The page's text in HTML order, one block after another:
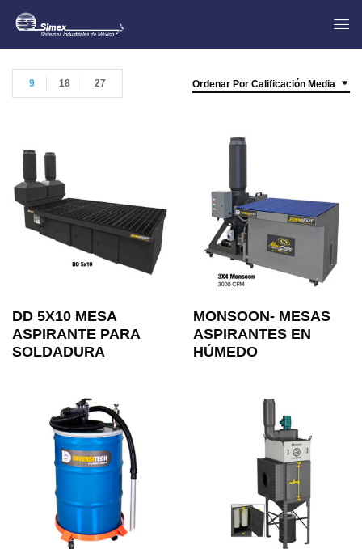
Ordenar Por Calificación Media
9 18 27
DD 5X10 MESA
ASPIRANTE PARA
SOLDADURA
MONSOON- MESAS
ASPIRANTES EN
HÚMEDO